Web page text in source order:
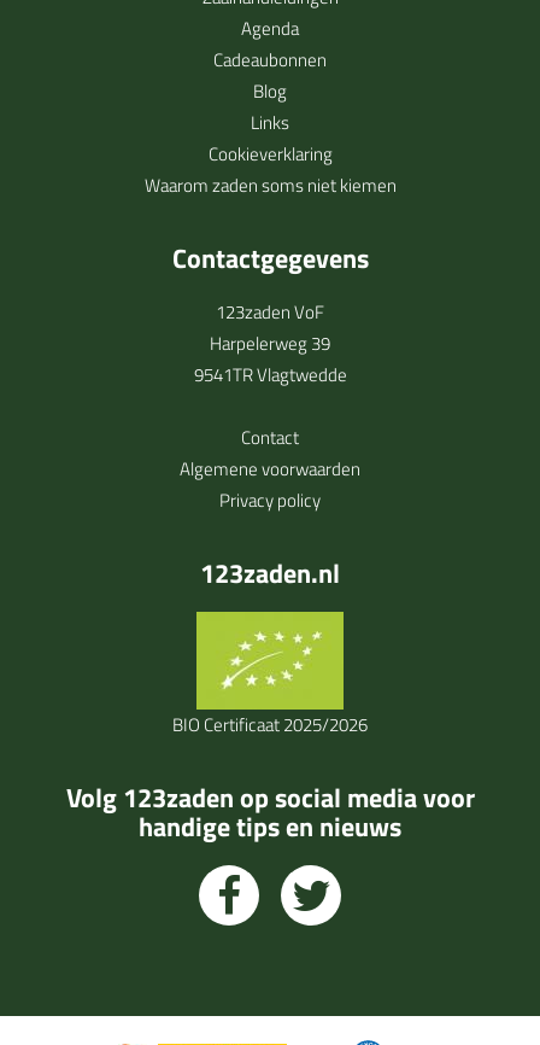
Agenda
Cadeaubonnen
Blog
Links
Cookieverklaring
Waarom zaden soms niet kiemen
Contactgegevens
123zaden VoF
Harpelerweg 39
9541TR Vlagtwedde
Contact
Algemene voorwaarden
Privacy policy
123zaden.nl
BIO Certificaat 2025/2026
Volg 123zaden op social media voor
handige tips en nieuws